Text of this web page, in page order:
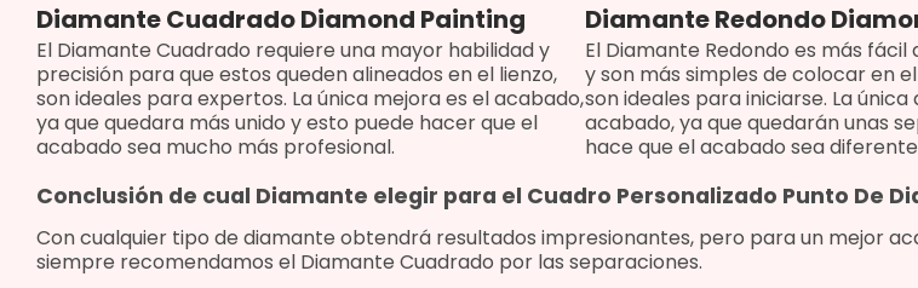
Diamante Cuadrado Diamond Painting
El Diamante Cuadrado requiere una mayor habilidad y
precisión para que estos queden alineados en el lienzo,
son ideales para expertos. La única mejora es el acabado,
ya que quedara más unido y esto puede hacer que el
acabado sea mucho más profesional.
Diamante Redondo
El Diamante Redondo es más
y son más simples de colocar en
son ideales para iniciarse. La
acabado, ya que quedarán unas
hace que el acabado sea
Conclusión de cual Diamante elegir para el Cuadro Personalizado Punto De
Con cualquier tipo de diamante obtendrá resultados impresionantes, pero para un mejor
siempre recomendamos el Diamante Cuadrado por las separaciones.